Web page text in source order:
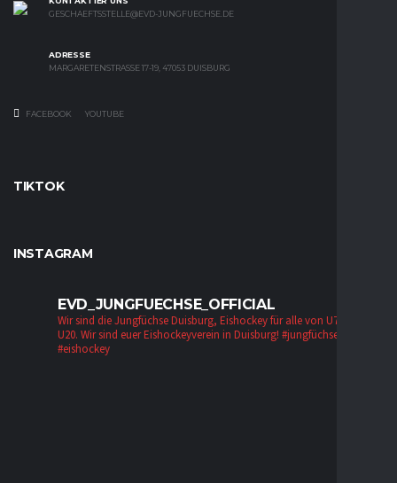
GESCHAEFTSSTELLE@EVD-JUNGFUECHSE.DE
ADRESSE
MARGARETENSTRASSE 17-19, 47053 DUISBURG
FACEBOOK YOUTUBE
TIKTOK
INSTAGRAM
EVD_JUNGFUECHSE_OFFICIAL
Wir sind die Jungfüchse Duisburg, Eishockey für alle von U7 bis zur
U20. Wir sind euer Eishockeyverein in Duisburg! #jungfüchse #evd
#eishockey